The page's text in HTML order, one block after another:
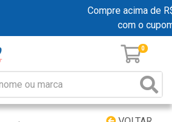
Compre acima de
com o
0